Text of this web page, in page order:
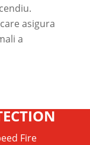
asigura
a
Fire